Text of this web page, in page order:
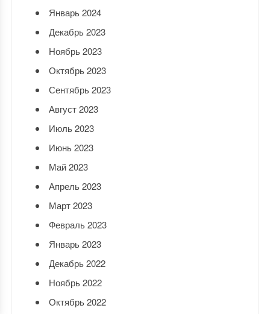
Январь 2024
Декабрь 2023
Ноябрь 2023
Октябрь 2023
Сентябрь 2023
Август 2023
Июль 2023
Июнь 2023
Май 2023
Апрель 2023
Март 2023
Февраль 2023
Январь 2023
Декабрь 2022
Ноябрь 2022
Октябрь 2022